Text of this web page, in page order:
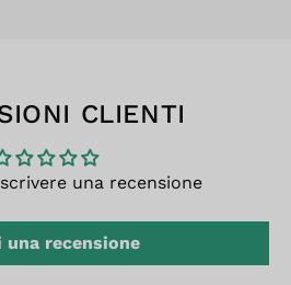
CLIENTI
una recensione
una recensione